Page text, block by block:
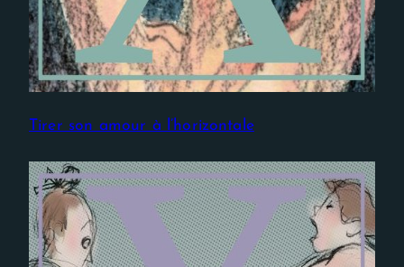
Tirer son amour à l’horizontale